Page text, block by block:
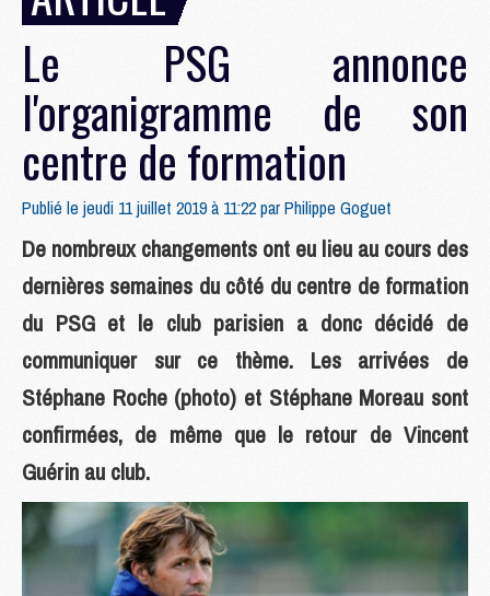
Le PSG annonce
l'organigramme de son
centre de formation
Publié le jeudi 11 juillet 2019 à 11:22 parPhilippe Goguet
De nombreux changements ont eu lieu au cours des
dernières semaines du côté du centre de formation
du PSG et le club parisien a donc décidé de
communiquer sur ce thème. Les arrivées de
Stéphane Roche (photo) et Stéphane Moreau sont
confirmées, de même que le retour de Vincent
Guérin au club.